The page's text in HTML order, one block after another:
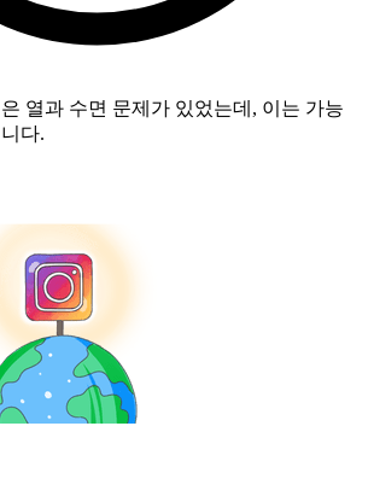
열과 수면 문제가 있었는데, 이는 가능
다.